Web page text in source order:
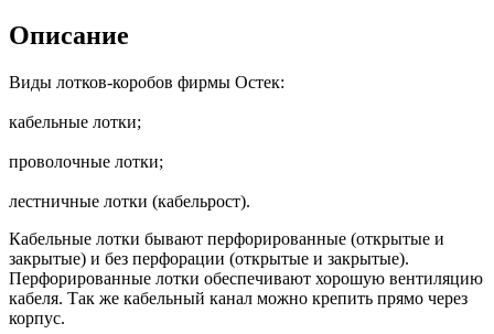
Описание
Виды лотков-коробов фирмы Остек:
кабельные лотки;
проволочные лотки;
лестничные лотки (кабельрост).
Кабельные лотки бывают перфорированные (открытые и
закрытые) и без перфорации (открытые и закрытые).
Перфорированные лотки обеспечивают хорошую вентиляцию
кабеля. Так же кабельный канал можно крепить прямо через
корпус.